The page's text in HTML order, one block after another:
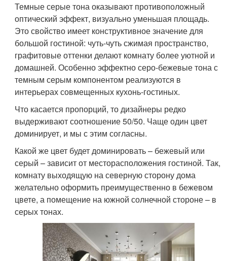
Темные серые тона оказывают противоположный
оптический эффект, визуально уменьшая площадь.
Это свойство имеет конструктивное значение для
большой гостиной: чуть-чуть сжимая пространство,
графитовые оттенки делают комнату более уютной и
домашней. Особенно эффектно серо-бежевые тона с
темным серым компонентом реализуются в
интерьерах совмещенных кухонь-гостиных.
Что касается пропорций, то дизайнеры редко
выдерживают соотношение 50/50. Чаще один цвет
доминирует, и мы с этим согласны.
Какой же цвет будет доминировать – бежевый или
серый – зависит от месторасположения гостиной. Так,
комнату выходящую на северную сторону дома
желательно оформить преимущественно в бежевом
цвете, а помещение на южной солнечной стороне – в
серых тонах.